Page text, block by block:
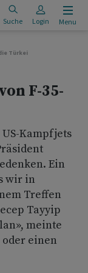
Suche Login Menu
Türkei
F-35-
Kampfjets
Ein
wir in
Treffen
Tayyip
meinte
einen